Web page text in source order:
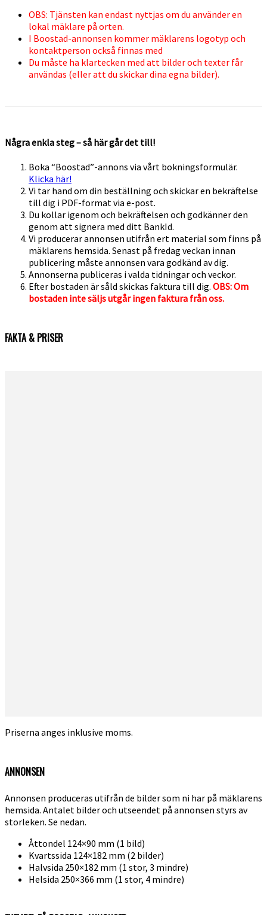
OBS: Tjänsten kan endast nyttjas om du använder en
lokal mäklare på orten.
I Boostad-annonsen kommer mäklarens logotyp och
kontaktperson också finnas med
Du måste ha klartecken med att bilder och texter får
användas (eller att du skickar dina egna bilder).
Några enkla steg – så här går det till!
Boka “Boostad”-annons via vårt bokningsformulär.
Klicka här!
Vi tar hand om din beställning och skickar en bekräftelse
till dig i PDF-format via e-post.
Du kollar igenom och bekräftelsen och godkänner den
genom att signera med ditt BankId.
Vi producerar annonsen utifrån ert material som finns på
mäklarens hemsida. Senast på fredag veckan innan
publicering måste annonsen vara godkänd av dig.
Annonserna publiceras i valda tidningar och veckor.
Efter bostaden är såld skickas faktura till dig. OBS: Om
bostaden inte säljs utgår ingen faktura från oss.
FAKTA & PRISER
Priserna anges inklusive moms.
ANNONSEN
Annonsen produceras utifrån de bilder som ni har på mäklarens
hemsida. Antalet bilder och utseendet på annonsen styrs av
storleken. Se nedan.
Åttondel 124×90 mm (1 bild)
Kvartssida 124×182 mm (2 bilder)
Halvsida 250×182 mm (1 stor, 3 mindre)
Helsida 250×366 mm (1 stor, 4 mindre)